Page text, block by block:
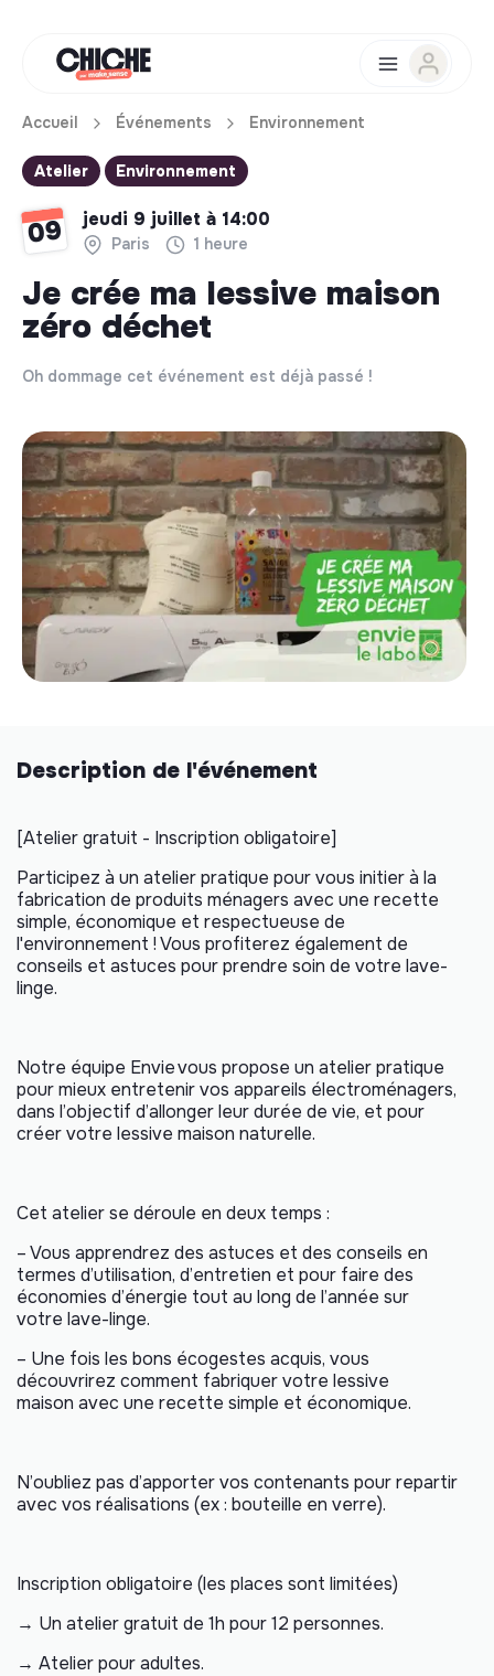
Accueil Événements Environnement
Atelier Environnement
09 jeudi 9 juillet à 14:00
Paris 1 heure
Je crée ma lessive maison
zéro déchet
Oh dommage cet événement est déjà passé !
Description de l'événement
[Atelier gratuit - Inscription obligatoire]
Participez à un atelier pratique pour vous initier à la
fabrication de produits ménagers avec une recette
simple, économique et respectueuse de
l'environnement ! Vous profiterez également de
conseils et astuces pour prendre soin de votre lave-
linge.
Notre équipe Envie vous propose un atelier pratique
pour mieux entretenir vos appareils électroménagers,
dans l’objectif d’allonger leur durée de vie, et pour
créer votre lessive maison naturelle.
Cet atelier se déroule en deux temps :
– Vous apprendrez des astuces et des conseils en
termes d’utilisation, d’entretien et pour faire des
économies d’énergie tout au long de l’année sur
votre lave-linge.
– Une fois les bons écogestes acquis, vous
découvrirez comment fabriquer votre lessive
maison avec une recette simple et économique.
N’oubliez pas d’apporter vos contenants pour repartir
avec vos réalisations (ex : bouteille en verre).
Inscription obligatoire (les places sont limitées)
→ Un atelier gratuit de 1h pour 12 personnes.
→ Atelier pour adultes.